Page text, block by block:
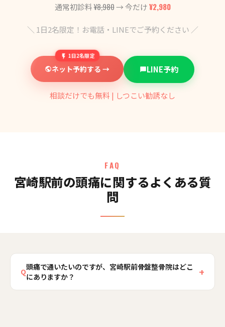
通常初診料¥8,980→ 今だけ¥2,980
＼ 1日2名限定！お電話・LINEでご予約ください ／
1日2名限定
ネット予約する → LINE予約
相談だけでも無料 | しつこい勧誘なし
FAQ
宮崎駅前の頭痛に関するよくある質
問
Q頭痛で通いたいのですが、宮崎駅前骨盤整骨院はどこ
にありますか？
+